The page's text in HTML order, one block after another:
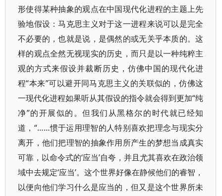
形使得某种抽象的观点在中国现代化进程的主题上先
验地假设：马克思主义对于这一进程来说可以是完全
不必要的，也就是说，是偶然的或无关乎本质的。这
样的观点全然无视现实的历史，而只是以一种纯粹主
观的方式来假设并裁断历史，仿佛中国的现代化进
程“本来”可以避开同马克思主义的关联似的，仿佛这
一现代化进程如果听从其假设的指令就会得到更加“纯
净”的开展似的。但我们从黑格尔的时代就已经知
道，“……惯于运用理智的人特别喜欢把理念与现实分
离开，他们把理智的抽象作用所产生的梦想当成真实
可靠，以命令式的‘应当’自夸，并且尤其喜欢在政治领
域中去规定‘应当’。这个世界好像在静候他们的睿智，
以便向他们学习什么是应当的，但又是这个世界所未